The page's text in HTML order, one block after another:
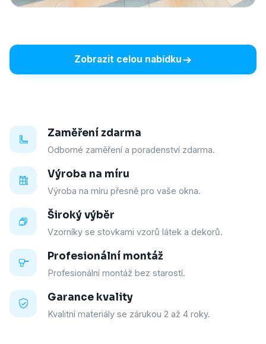
Zobrazit celou nabídku
Zaměření zdarma
Odborné zaměření a poradenství zdarma.
Výroba na míru
Výroba na míru přesně pro vaše okna.
Široký výběr
Vzorníky se stovkami vzorů látek a dekorů.
Profesionální montáž
Profesionální montáž bez starostí.
Garance kvality
Kvalitní materiály se zárukou 2 až 4 roky.